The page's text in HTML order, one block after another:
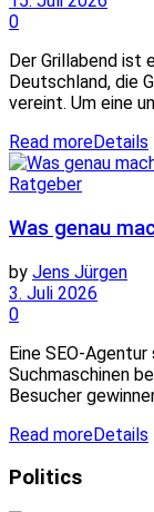
0
Der Grillabend ist
Deutschland, die
vereint. Um eine
Read moreDetails
Ratgeber
Was genau
by Jens Jürgen
3. Juli 2026
0
Eine SEO-
Suchmaschinen
Besucher
Read moreDetails
Politics